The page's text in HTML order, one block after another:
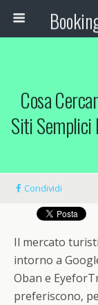
Cosa
Siti Semplici
Condividi
Il mercato
intorno a
Oban e
preferiscono,